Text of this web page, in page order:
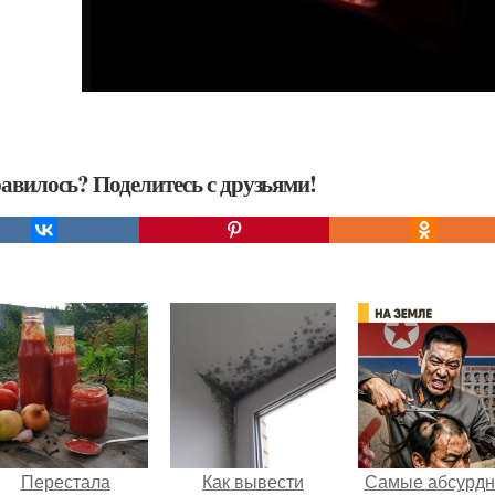
Поделитесь с друзьями!
Перестала Как вывести Самые